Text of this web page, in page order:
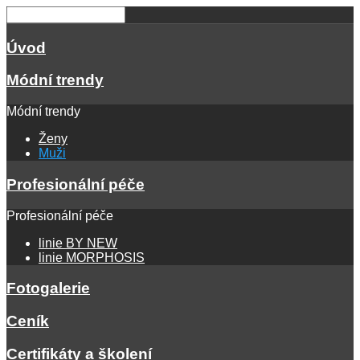
Úvod
Módní trendy
Módní trendy
Ženy
Muži
Profesionální péče
Profesionální péče
linie BY NEW
linie MORPHOSIS
Fotogalerie
Ceník
Certifikáty a školení